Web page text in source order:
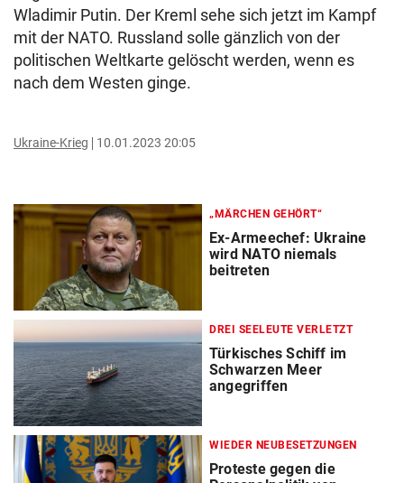
Wladimir Putin. Der Kreml sehe sich jetzt im Kampf
mit der NATO. Russland solle gänzlich von der
politischen Weltkarte gelöscht werden, wenn es
nach dem Westen ginge.
Ukraine-Krieg 10.01.2023 20:05
„MÄRCHEN GEHÖRT“
Ex-Armeechef: Ukraine
wird NATO niemals
beitreten
DREI SEELEUTE VERLETZT
Türkisches Schiff im
Schwarzen Meer
angegriffen
WIEDER NEUBESETZUNGEN
Proteste gegen die